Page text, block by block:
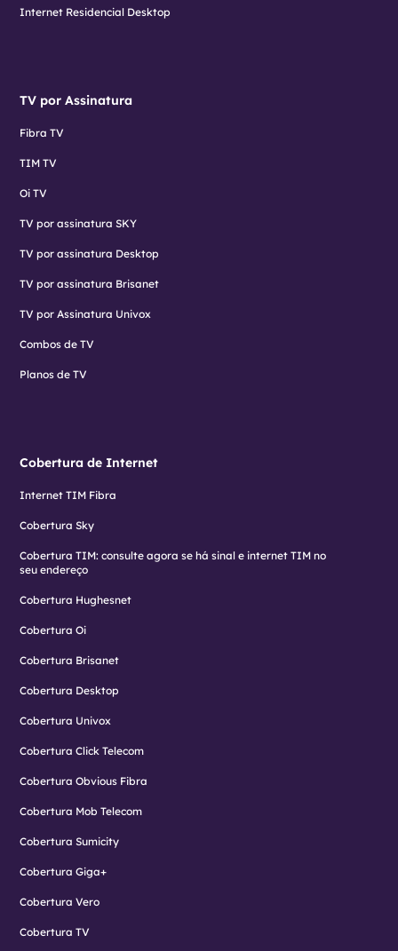
Internet Residencial Desktop
TV por Assinatura
Fibra TV
TIM TV
Oi TV
TV por assinatura SKY
TV por assinatura Desktop
TV por assinatura Brisanet
TV por Assinatura Univox
Combos de TV
Planos de TV
Cobertura de Internet
Internet TIM Fibra
Cobertura Sky
Cobertura TIM: consulte agora se há sinal e internet TIM no
seu endereço
Cobertura Hughesnet
Cobertura Oi
Cobertura Brisanet
Cobertura Desktop
Cobertura Univox
Cobertura Click Telecom
Cobertura Obvious Fibra
Cobertura Mob Telecom
Cobertura Sumicity
Cobertura Giga+
Cobertura Vero
Cobertura TV